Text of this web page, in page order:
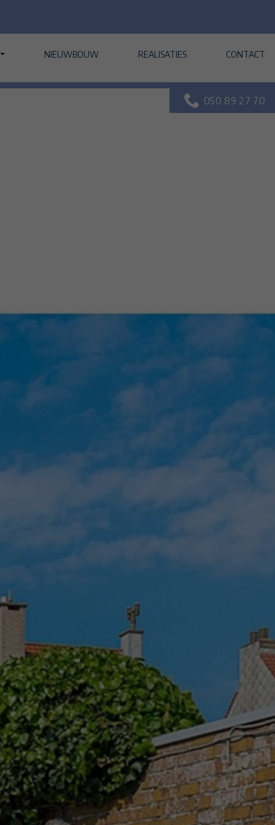
NIEUWBOUW REALISATIES CONTACT
050 89 27 70